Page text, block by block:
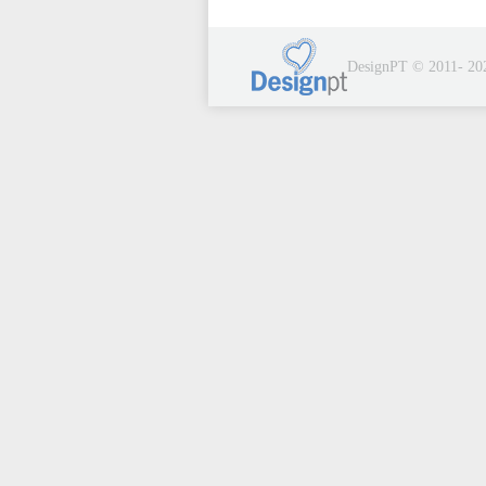
DesignPT © 2011-